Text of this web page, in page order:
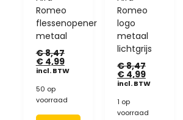
Romeo
flessenopener
metaal
€8,47
€4,99
incl. BTW
50 op
voorraad
Romeo
logo
metaal
lichtgrijs
€8,47
€4,99
incl. BTW
1 op
voorraad